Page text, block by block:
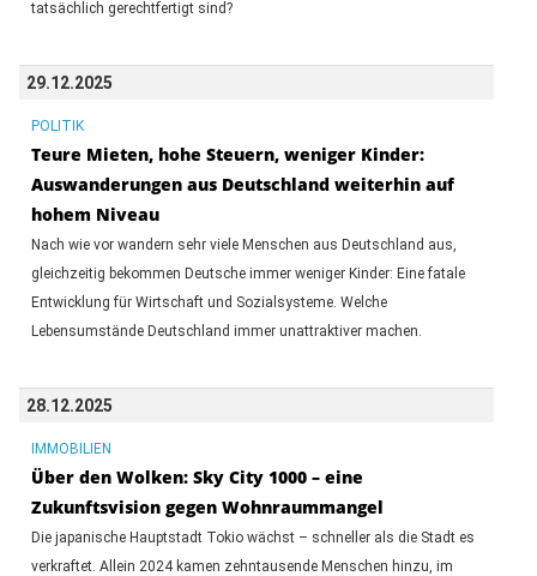
tatsächlich gerechtfertigt sind?
29.12.2025
POLITIK
Teure Mieten, hohe Steuern, weniger Kinder:
Auswanderungen aus Deutschland weiterhin auf
hohem Niveau
Nach wie vor wandern sehr viele Menschen aus Deutschland aus,
gleichzeitig bekommen Deutsche immer weniger Kinder: Eine fatale
Entwicklung für Wirtschaft und Sozialsysteme. Welche
Lebensumstände Deutschland immer unattraktiver machen.
28.12.2025
IMMOBILIEN
Über den Wolken: Sky City 1000 – eine
Zukunftsvision gegen Wohnraummangel
Die japanische Hauptstadt Tokio wächst – schneller als die Stadt es
verkraftet. Allein 2024 kamen zehntausende Menschen hinzu, im